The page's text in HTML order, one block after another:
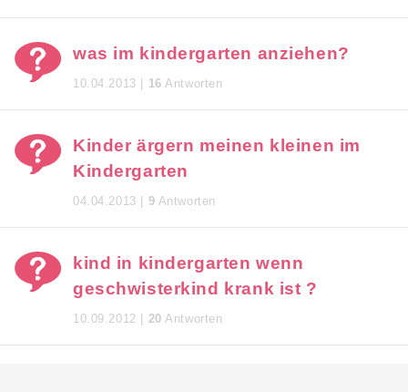
was im kindergarten anziehen?
10.04.2013 | 16 Antworten
Kinder ärgern meinen kleinen im
Kindergarten
04.04.2013 | 9 Antworten
kind in kindergarten wenn
geschwisterkind krank ist ?
10.09.2012 | 20 Antworten